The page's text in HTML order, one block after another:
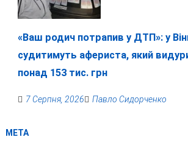
«Ваш родич потрапив у ДТП»: у
судитимуть афериста, який
понад 153 тис. грн
7 Серпня, 2026 Павло Сидорченко
МЕТА